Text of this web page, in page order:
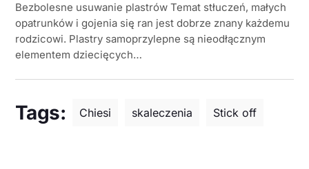
Bezbolesne usuwanie plastrów Temat stłuczeń, małych
opatrunków i gojenia się ran jest dobrze znany każdemu
rodzicowi. Plastry samoprzylepne są nieodłącznym
elementem dziecięcych…
Tags: Chiesi skaleczenia Stick off